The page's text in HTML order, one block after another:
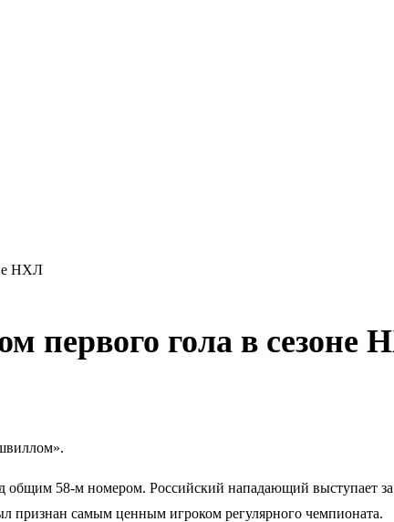
НХЛ
первого гола в сезоне
общим 58-м номером. Российский нападающий выступает
признан самым ценным игроком регулярного чемпионата.